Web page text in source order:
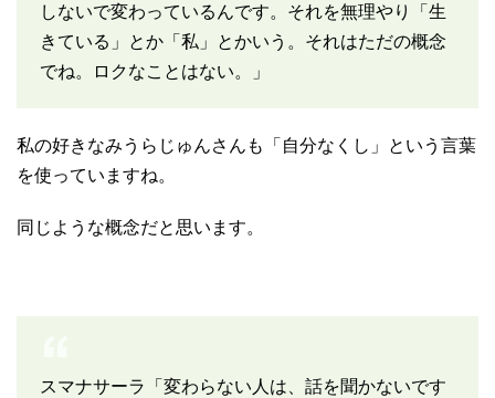
しないで変わっているんです。それを無理やり「生
きている」とか「私」とかいう。それはただの概念
でね。ロクなことはない。」
私の好きなみうらじゅんさんも「自分なくし」という言葉
を使っていますね。
同じような概念だと思います。
スマナサーラ「変わらない人は、話を聞かないです